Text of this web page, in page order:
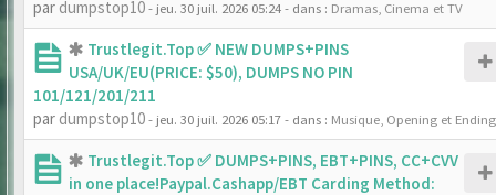
par dumpstop10- jeu. 30 juil. 2026 05:24- dans : Dramas, Cinema et TV
Trustlegit.Top ✅ NEW DUMPS+PINS
USA/UK/EU(PRICE: $50), DUMPS NO PIN
101/121/201/211
par dumpstop10- jeu. 30 juil. 2026 05:17- dans : Musique, Opening et Ending
Trustlegit.Top ✅ DUMPS+PINS, EBT+PINS, CC+CVV
in one place!Paypal.Cashapp/EBT Carding Method: